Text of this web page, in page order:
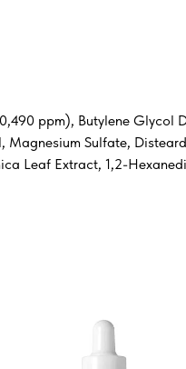
ppm), Butylene
Sulfate,
Leaf Extract, 1,2-